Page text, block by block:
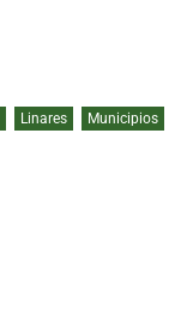
Linares
Municipios